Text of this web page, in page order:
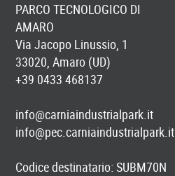
PARCO TECNOLOGICO DI
AMARO
Via Jacopo Linussio, 1
33020, Amaro (UD)
+39 0433 468137
info@carniaindustrialpark.it
info@pec.carniaindustrialpark.it
Codice destinatario: SUBM70N